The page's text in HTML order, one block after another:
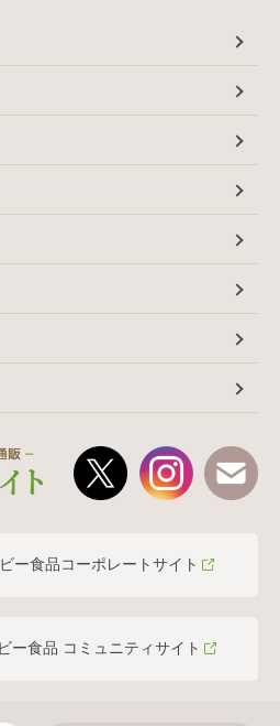
ー食品コーポレートサイト
ー食品 コミュニティサイト